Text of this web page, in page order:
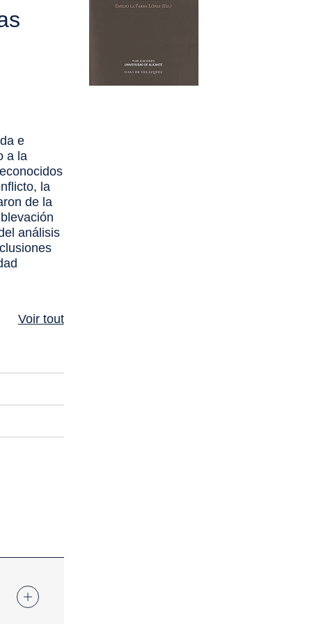
e
a la
la
de la
análisis
Voir tout